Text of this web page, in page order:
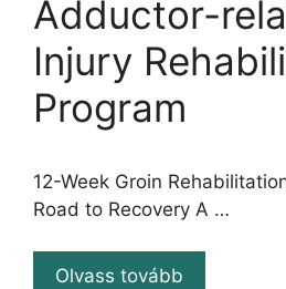
Adductor-
Injury
Program
12-Week Groin
Road to Recovery A …
Olvass tovább